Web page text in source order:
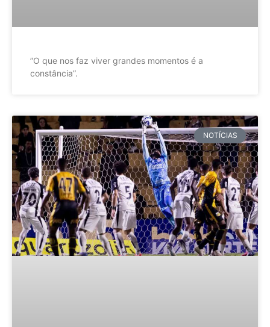
”O que nos faz viver grandes momentos é a
constância”.
NOTÍCIAS